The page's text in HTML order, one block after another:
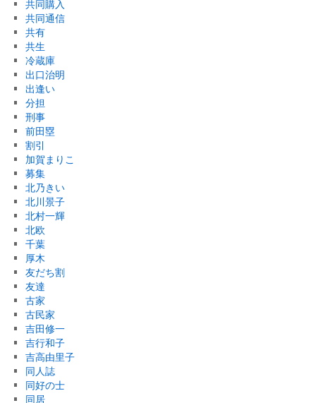
共同購入
共同通信
共有
共生
冷蔵庫
出口治明
出逢い
分担
刑事
前田塁
割引
加賀まりこ
募集
北乃きい
北川景子
北村一輝
北欧
千葉
厚木
友だち割
友達
古家
古民家
吉田修一
吉行和子
吉高由里子
同人誌
同好の士
同居